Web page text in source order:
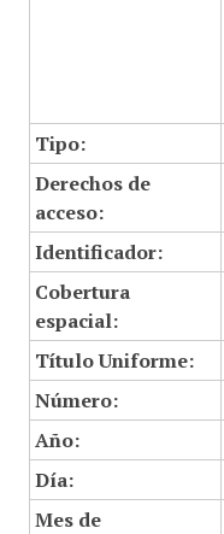
Tipo:
Derechos de
acceso:
Identificador:
Cobertura
espacial:
Título Uniforme:
Número:
Año:
Día:
Mes de